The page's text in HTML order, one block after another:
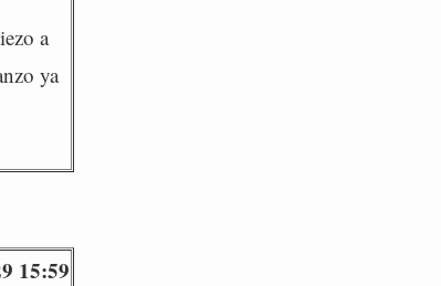
a
ya
15:59